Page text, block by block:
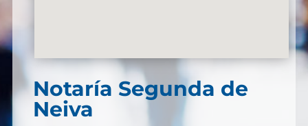
Notaría Segunda de
Neiva